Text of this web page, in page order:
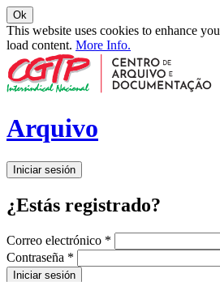
Ok
This website uses cookies to enhance
load content. More Info.
Arquivo
Iniciar sesión
¿Estás registrado?
Correo electrónico *
Contraseña *
Iniciar sesión